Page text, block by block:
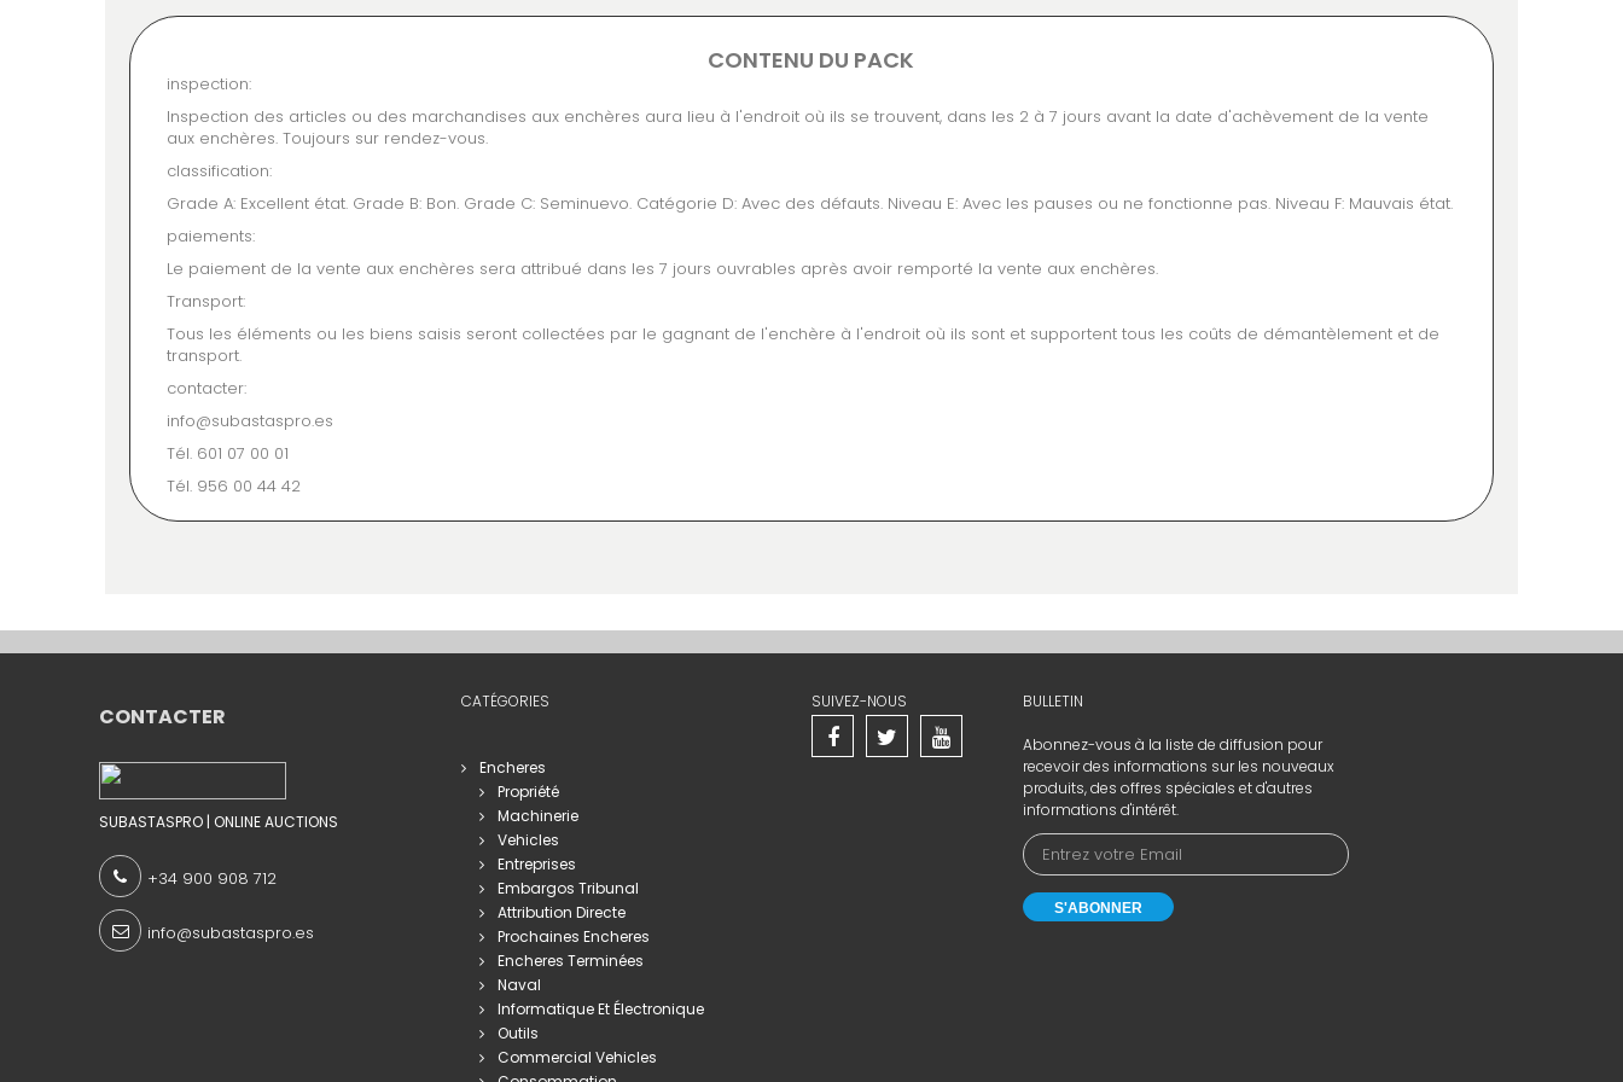
CONTENU DU PACK
inspection:
Inspection des articles ou des marchandises aux enchères aura lieu à l'endroit où ils se trouvent, dans les 2 à 7 jours avant la date d'achèvement de la vente
aux enchères. Toujours sur rendez-vous.
classification:
Grade A: Excellent état. Grade B: Bon. Grade C: Seminuevo. Catégorie D: Avec des défauts. Niveau E: Avec les pauses ou ne fonctionne pas. Niveau F: Mauvais état.
paiements:
Le paiement de la vente aux enchères sera attribué dans les 7 jours ouvrables après avoir remporté la vente aux enchères.
Transport:
Tous les éléments ou les biens saisis seront collectées par le gagnant de l'enchère à l'endroit où ils sont et supportent tous les coûts de démantèlement et de
transport.
contacter:
info@subastaspro.es
Tél. 601 07 00 01
Tél. 956 00 44 42
CONTACTER
SUBASTASPRO | ONLINE AUCTIONS
+34 900 908 712
info@subastaspro.es
CATÉGORIES
Encheres
Propriété
Machinerie
Vehicles
Entreprises
Embargos Tribunal
Attribution Directe
Prochaines Encheres
Encheres Terminées
Naval
Informatique Et Électronique
Outils
Commercial Vehicles
SUIVEZ-NOUS BULLETIN
Abonnez-vous à la liste de diffusion pour
recevoir des informations sur les nouveaux
produits, des offres spéciales et d'autres
informations d'intérêt.